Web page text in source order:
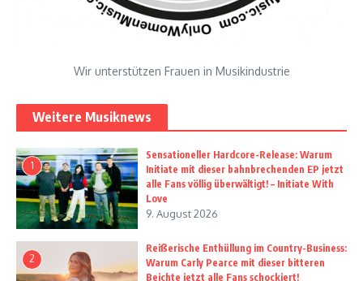
Wir unterstützen Frauen in Musikindustrie
Weitere Musiknews
1
Sensationeller Hardcore-Release: Warum
Initiate mit dieser bahnbrechenden EP jetzt
alle Fans völlig überwältigt! – Initiate With
Love
9. August 2026
2
Reißerische Enthüllung im Country-Business:
Warum Carly Pearce mit dieser bitteren
Beichte jetzt alle Fans schockiert!